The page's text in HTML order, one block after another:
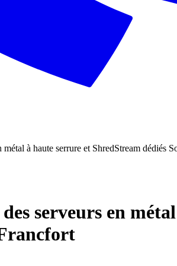
à haute serrure et ShredStream dédiés
serveurs en